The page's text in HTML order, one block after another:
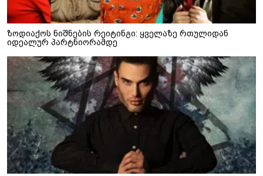
ზოდიაქოს ნიშნების რეიტინგი: ყველაზე რთულიდან
იდეალურ პარტნიორამდე